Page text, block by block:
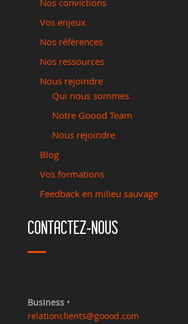
Vos enjeux
Nos références
Nos ressources
Nous rejoindre
Qui nous sommes
Notre Goood Team
Nous rejoindre
Blog
Vos formations
Feedback en milieu sauvage
CONTACTEZ-NOUS
Business •
relationclients@goood.com